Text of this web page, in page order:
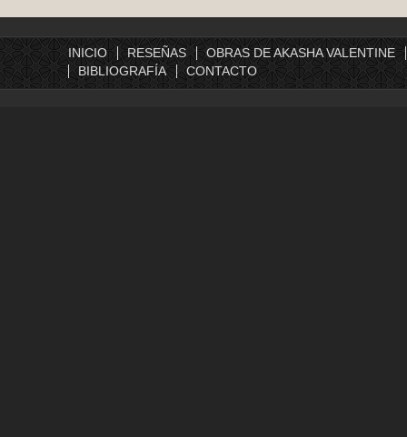
INICIO RESEÑAS
OBRAS DE AKASHA VALENTINE
BIBLIOGRAFÍA
CONTACTO